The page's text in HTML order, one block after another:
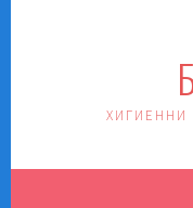
ХИГИЕННИ